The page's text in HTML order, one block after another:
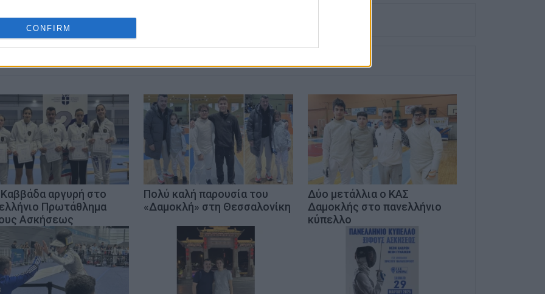
CONFIRM
αργυρή στο
Πρωτάθλημα
Ασκήσεως
Πολύ καλή παρουσία του
«Δαμοκλή» στη Θεσσαλονίκη
Δύο μετάλλια ο ΚΑΣ
Δαμοκλής στο πανελλήνιο
κύπελλο